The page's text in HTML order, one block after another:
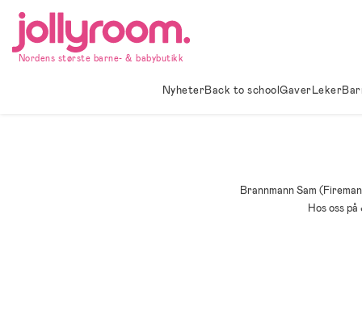
Hoppa
innehållet
Nordens største barne- & babybutikk
NyheterBack to schoolGaverLeker
Brannmann Sam
Hos oss